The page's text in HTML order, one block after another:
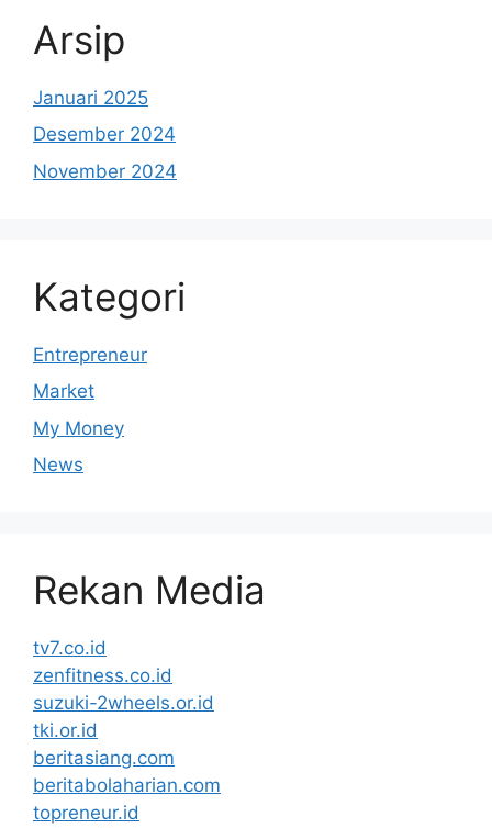
Arsip
Januari 2025
Desember 2024
November 2024
Kategori
Entrepreneur
Market
My Money
News
Rekan Media
tv7.co.id
zenfitness.co.id
suzuki-2wheels.or.id
tki.or.id
beritasiang.com
beritabolaharian.com
topreneur.id